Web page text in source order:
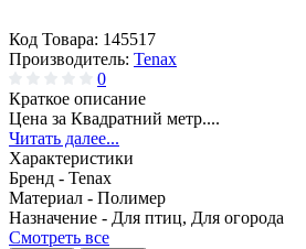
Код Товара: 145517
Производитель: Tenax
0
Краткое описание
Цена за Квадратний метр....
Читать далее...
Характеристики
Бренд - Tenax
Материал - Полимер
Назначение - Для птиц, Для огорода
Смотреть все